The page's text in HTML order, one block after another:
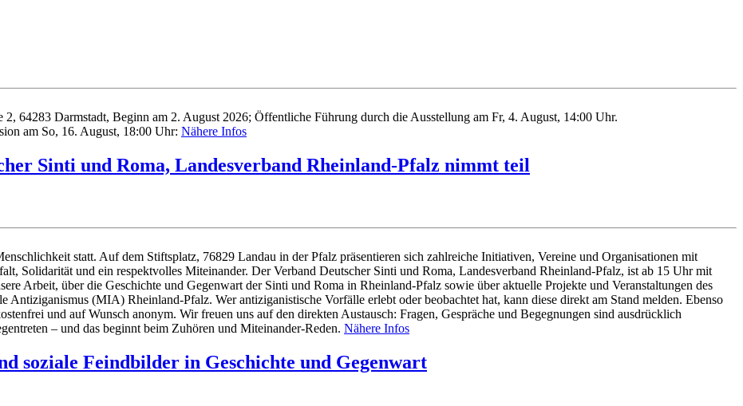
64283 Darmstadt, Beginn am 2. August 2026; Öffentliche Führung durch die Ausstellung am Fr, 4. August, 14:00 Uhr.
am So, 16. August, 18:00 Uhr: Nähere Infos
Sinti und Roma, Landesverband Rheinland-Pfalz nimmt teil
statt. Auf dem Stiftsplatz, 76829 Landau in der Pfalz präsentieren sich zahlreiche Initiativen, Vereine und Organisationen mit
Solidarität und ein respektvolles Miteinander. Der Verband Deutscher Sinti und Roma, Landesverband Rheinland-Pfalz, ist ab 15 Uhr mit
Arbeit, über die Geschichte und Gegenwart der Sinti und Roma in Rheinland-Pfalz sowie über aktuelle Projekte und Veranstaltungen des
Antiziganismus (MIA) Rheinland-Pfalz. Wer antiziganistische Vorfälle erlebt oder beobachtet hat, kann diese direkt am Stand melden. Ebenso
und auf Wunsch anonym. Wir freuen uns auf den direkten Austausch: Fragen, Gespräche und Begegnungen sind ausdrücklich
– und das beginnt beim Zuhören und Miteinander-Reden. Nähere Infos
soziale Feindbilder in Geschichte und Gegenwart